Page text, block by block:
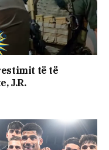
të të
J.R.